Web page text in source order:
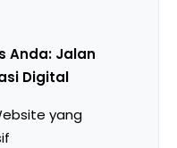
Anda: Jalan
Digital
yang